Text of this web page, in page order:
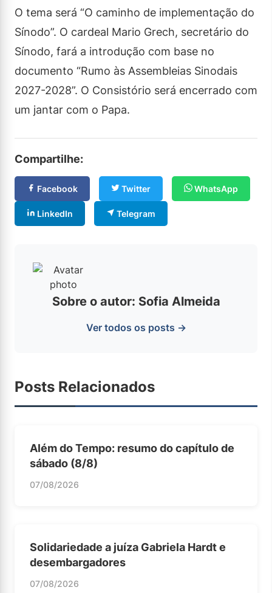
O tema será “O caminho de implementação do
Sínodo”. O cardeal Mario Grech, secretário do
Sínodo, fará a introdução com base no
documento “Rumo às Assembleias Sinodais
2027-2028”. O Consistório será encerrado com
um jantar com o Papa.
Compartilhe:
Facebook Twitter WhatsApp
LinkedIn Telegram
Sobre o autor: Sofia Almeida
Ver todos os posts →
Posts Relacionados
Além do Tempo: resumo do capítulo de
sábado (8/8)
07/08/2026
Solidariedade a juíza Gabriela Hardt e
desembargadores
07/08/2026